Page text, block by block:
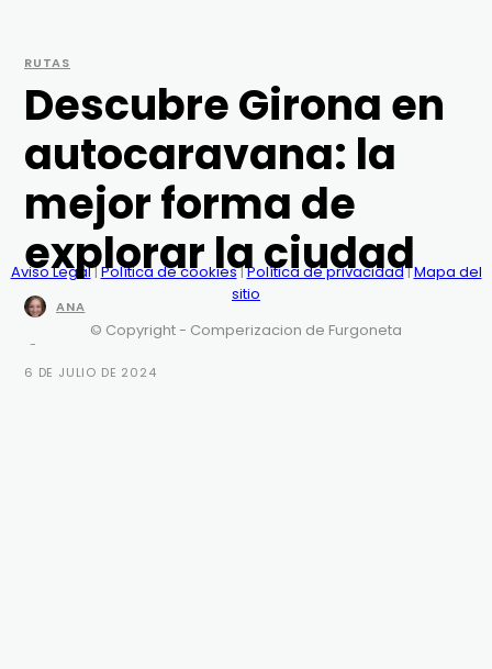
RUTAS
Descubre Girona en
autocaravana: la
mejor forma de
explorar la ciudad
ANA
-
6 DE JULIO DE 2024
Aviso Legal|Política de cookies|Política de privacidad|Mapa del
sitio
© Copyright - Comperizacion de Furgoneta